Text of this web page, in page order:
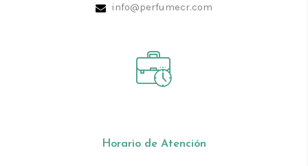
info@perfumecr.com
Horario de Atención